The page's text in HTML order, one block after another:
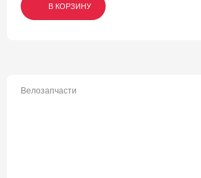
В КОРЗИНУ
В КОРЗИНУ
В КОРЗИНУ
Велозапчасти